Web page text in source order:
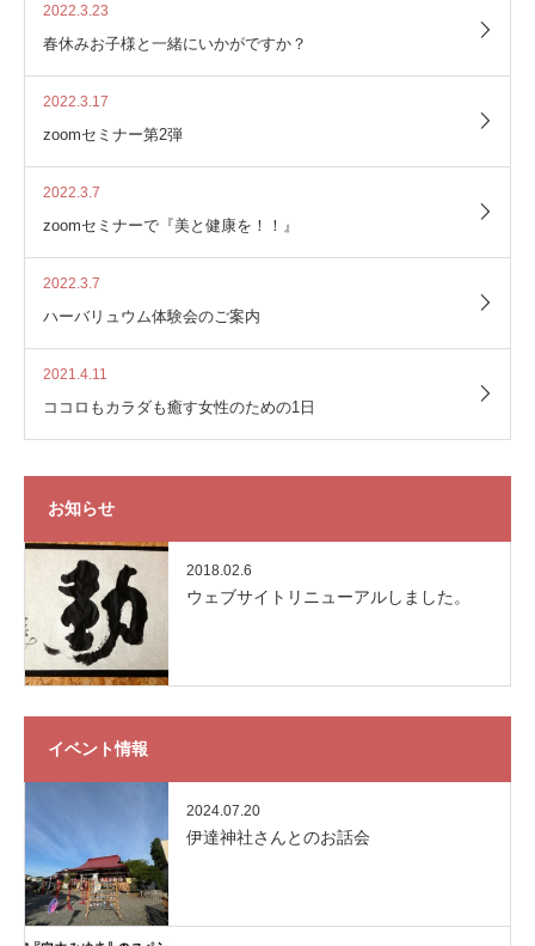
2022.3.23
春休みお子様と一緒にいかがですか？
2022.3.17
zoomセミナー第2弾
2022.3.7
zoomセミナーで『美と健康を！！』
2022.3.7
ハーバリュウム体験会のご案内
2021.4.11
ココロもカラダも癒す女性のための1日
お知らせ
2018.02.6
ウェブサイトリニューアルしました。
イベント情報
2024.07.20
伊達神社さんとのお話会